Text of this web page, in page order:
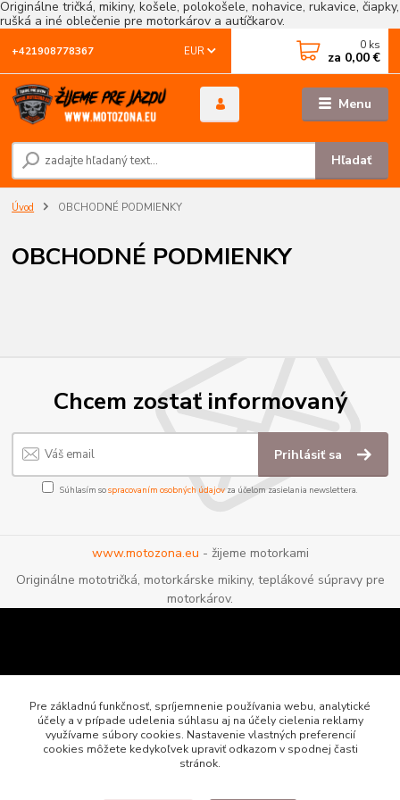
Originálne tričká, mikiny, košele, polokošele, nohavice, rukavice, čiapky,
rušká a iné oblečenie pre motorkárov a autíčkarov.
Menu
EUR
Hľadať
+421908778367 0 ks
za 0,00 €
Úvod OBCHODNÉ PODMIENKY
OBCHODNÉ PODMIENKY
Chcem zostať informovaný
Prihlásiť sa
Súhlasím sospracovaním osobných údajov za účelom zasielania newslettera.
www.motozona.eu - žijeme motorkami
Originálne mototričká, motorkárske mikiny, teplákové súpravy pre
motorkárov.
Pre základnú funkčnosť, spríjemnenie používania webu, analytické
účely a v prípade udelenia súhlasu aj na účely cielenia reklamy
využívame súbory cookies. Nastavenie vlastných preferencií
cookies môžete kedykoľvek upraviť odkazom v spodnej časti
stránok.